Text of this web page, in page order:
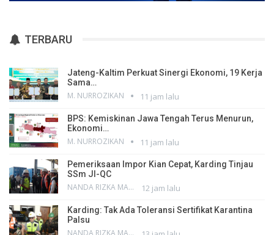
TERBARU
Jateng-Kaltim Perkuat Sinergi Ekonomi, 19 Kerja
Sama…
M. NURROZIKAN 11 jam lalu
BPS: Kemiskinan Jawa Tengah Terus Menurun,
Ekonomi…
M. NURROZIKAN 11 jam lalu
Pemeriksaan Impor Kian Cepat, Karding Tinjau
SSm JI-QC
NANDA RIZKA MAHENDRA 12 jam lalu
Karding: Tak Ada Toleransi Sertifikat Karantina
Palsu